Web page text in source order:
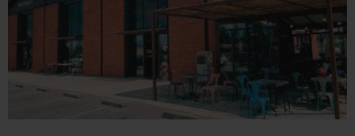
Tél. 04 75 60 90 28